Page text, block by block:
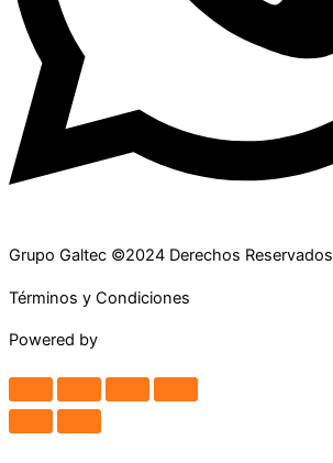
Grupo Galtec ©2024 Derechos Reservados
Términos y Condiciones
Powered by